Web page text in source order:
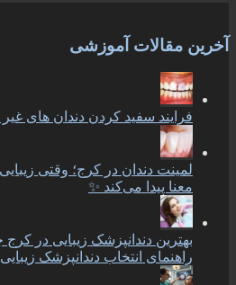
آخرین مقالات آموزشی
فرایند سفید کردن دندان های غیر
لمینت دندان در کرج؛ وقتی
معنا پیدا می‌کند ✨
بهترین دندانپزشک زیبایی در کرج
راهنمای انتخاب دندانپزشک